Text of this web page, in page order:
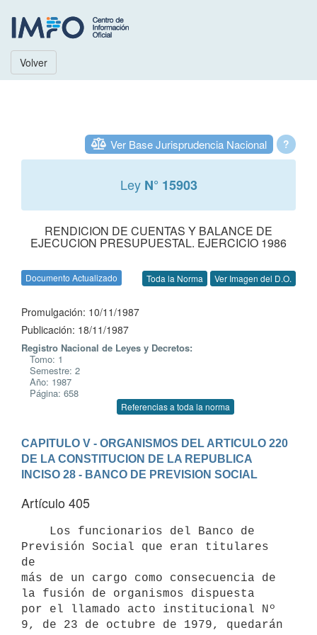
Volver
?
Ver Base Jurisprudencia Nacional
Ley N° 15903
RENDICION DE CUENTAS Y BALANCE DE
EJECUCION PRESUPUESTAL. EJERCICIO 1986
Documento Actualizado Toda la Norma Ver Imagen del D.O.
Promulgación: 10/11/1987
Publicación: 18/11/1987
Registro Nacional de Leyes y Decretos:
Tomo: 1
Semestre: 2
Año: 1987
Página: 658
Referencias a toda la norma
CAPITULO V - ORGANISMOS DEL ARTICULO 220
DE LA CONSTITUCION DE LA REPUBLICA
INCISO 28 - BANCO DE PREVISION SOCIAL
Artículo 405
Previsión Social que eran titulares
de
más de un cargo como consecuencia de
la fusión de organismos dispuesta
por el llamado acto institucional Nº
9, de 23 de octubre de 1979, quedarán